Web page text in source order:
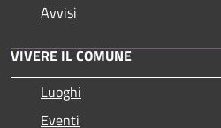
Avvisi
VIVERE IL COMUNE
Luoghi
Eventi